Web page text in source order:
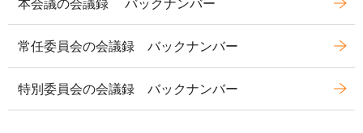
本会議の会議録 バックナンバー
常任委員会の会議録 バックナンバー
特別委員会の会議録 バックナンバー